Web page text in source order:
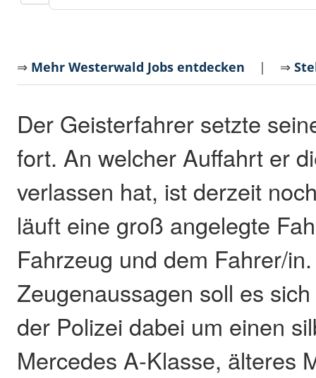
⇒ Mehr Westerwald Jobs entdecken | ⇒
Der Geisterfahrer setzte
fort. An welcher Auffahrt er
verlassen hat, ist derzeit
läuft eine groß angelegte
Fahrzeug und dem Fahrer/
Zeugenaussagen soll es
der Polizei dabei um einen
Mercedes A-Klasse, älteres